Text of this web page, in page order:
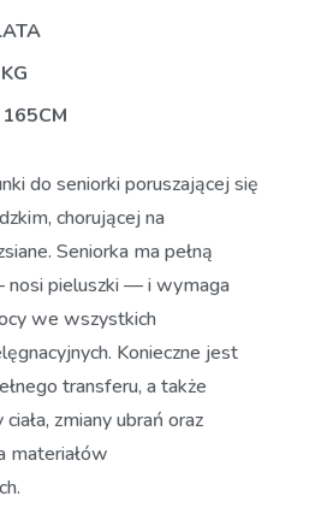
do seniorki poruszającej się
chorującej na
Seniorka ma pełną
nosi pieluszki — i wymaga
we wszystkich
Konieczne jest
transferu, a także
zmiany ubrań oraz
materiałów